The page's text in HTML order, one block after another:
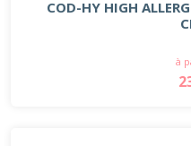
COD-HY HIGH
à